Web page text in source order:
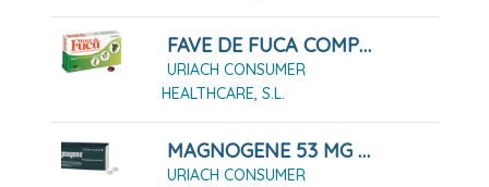
FAVE DE FUCA COMPRIMIDOS RECUBIERTOS, 40 COMPRIMIDOS
URIACH CONSUMER
HEALTHCARE, S.L.
MAGNOGENE 53 MG COMPRIMIDOS RECUBIERTOS, 45 COMPRIMIDOS
URIACH CONSUMER